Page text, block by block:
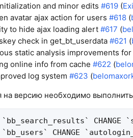
and minor edits #619 (
avatar ajax action for users #618 (
to hide ajax loading alert #617 (
check in get_bt_userdata #621 (
static analysis improvements for
online info from cache #622 (
log system #623 (
на версию необходимо
`bb_search_results` CHANGE
`bb_users` CHANGE